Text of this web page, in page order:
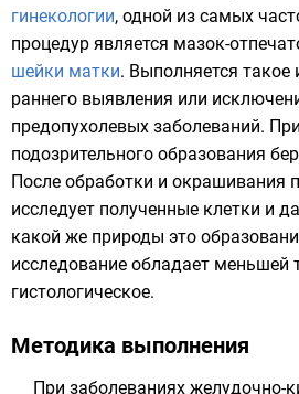
гинекологии, одной из самых
процедур является мазок-
шейки матки. Выполняется такое
раннего выявления или
предопухолевых заболеваний.
подозрительного образования
После обработки и окрашивания
исследует полученные клетки и
какой же природы это
исследование обладает меньшей
гистологическое.
Методика выполнения
При заболеваниях желудочно-